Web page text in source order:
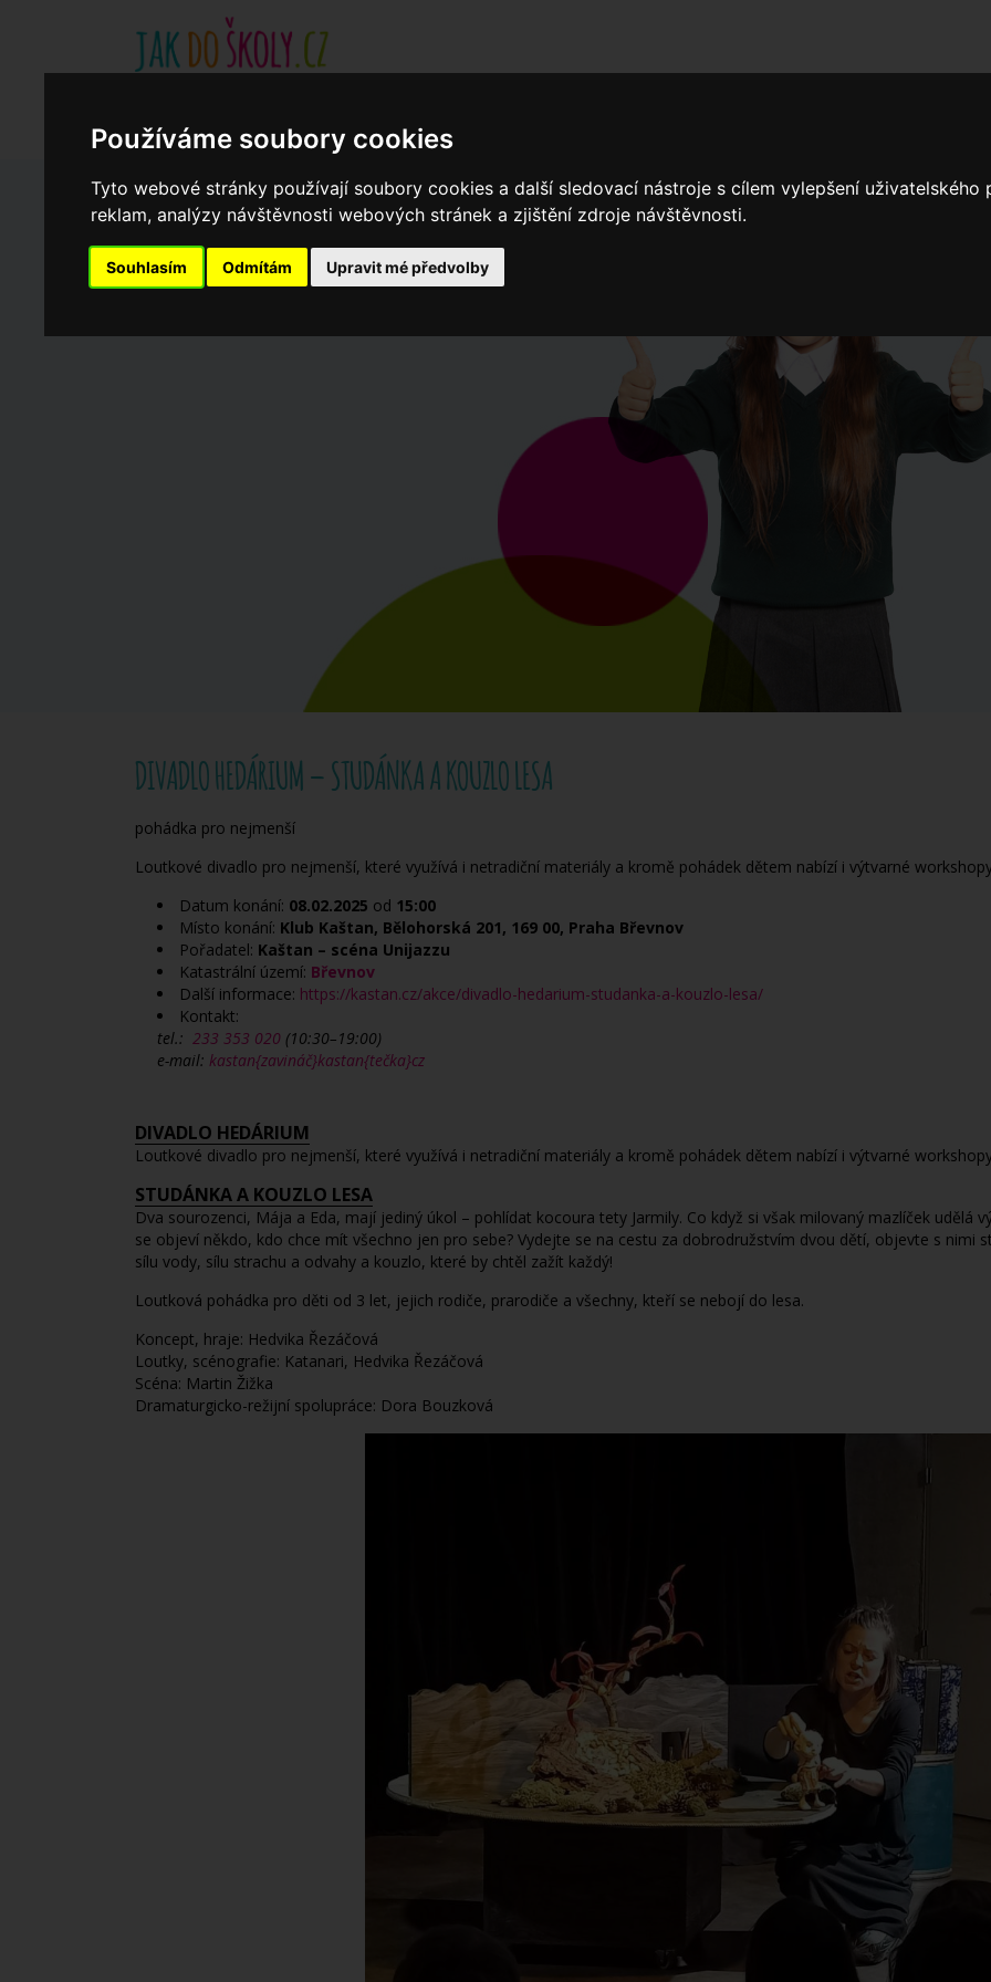
Používáme soubory cookies
Tyto webové stránky používají soubory cookies a další sledovací nástroje s cílem vylepšení
reklam, analýzy návštěvnosti webových stránek a zjištění zdroje návštěvnosti.
Souhlasím Odmítám Upravit mé předvolby
Když potřebujete pomoci
cookies
Zápisy do ZŠ 2026/27 Výroční zprávy
DIVADLO HEDÁRIUM – STUDÁNKA A KOUZLO LESA
pohádka pro nejmenší
Loutkové divadlo pro nejmenší, které využívá i netradiční materiály a kromě pohádek dětem nabízí i výtvarné
Datum konání: 08.02.2025 od 15:00
Místo konání: Klub Kaštan, Bělohorská 201, 169 00, Praha Břevnov
Pořadatel: Kaštan – scéna Unijazzu
Katastrální území: Břevnov
Další informace: https://kastan.cz/akce/divadlo-hedarium-studanka-a-kouzlo-lesa/
Kontakt:
tel.: 233 353 020 (10:30–19:00)
e-mail: kastan{zavináč}kastan{tečka}cz
DIVADLO HEDÁRIUM
Loutkové divadlo pro nejmenší, které využívá i netradiční materiály a kromě pohádek dětem nabízí i výtvarné
STUDÁNKA A KOUZLO LESA
Dva sourozenci, Mája a Eda, mají jediný úkol – pohlídat kocoura tety Jarmily. Co když si však milovaný mazlíček udělá
se objeví někdo, kdo chce mít všechno jen pro sebe? Vydejte se na cestu za dobrodružstvím dvou dětí, objevte s nimi
sílu vody, sílu strachu a odvahy a kouzlo, které by chtěl zažít každý!
Loutková pohádka pro děti od 3 let, jejich rodiče, prarodiče a všechny, kteří se nebojí do lesa.
Koncept, hraje: Hedvika Řezáčová
Loutky, scénografie: Katanari, Hedvika Řezáčová
Scéna: Martin Žižka
Dramaturgicko-režijní spolupráce: Dora Bouzková